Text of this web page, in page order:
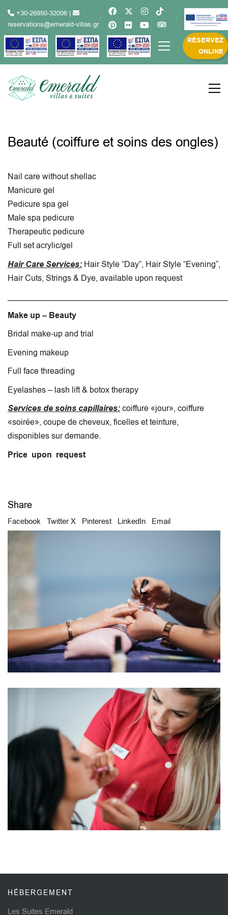
+30-26950-32006 |
reservations@emerald-villas.gr
RÉSERVEZ
ONLINE
Beauté (coiffure et soins des ongles)
Nail care without shellac
Manicure gel
Pedicure spa gel
Male spa pedicure
Therapeutic pedicure
Full set acrylic/gel
Hair Care Services: Hair Style “Day”, Hair Style “Evening”,
Hair Cuts, Strings & Dye, available upon request
Make up – Beauty
Bridal make-up and trial
Evening makeup
Full face threading
Eyelashes – lash lift & botox therapy
Services de soins capillaires:coiffure «jour», coiffure
«soirée», coupe de cheveux, ficelles et teinture,
disponibles sur demande.
Price upon request
Share
Facebook Twitter X Pinterest LinkedIn Email
HÉBERGEMENT
Les Suites Emerald